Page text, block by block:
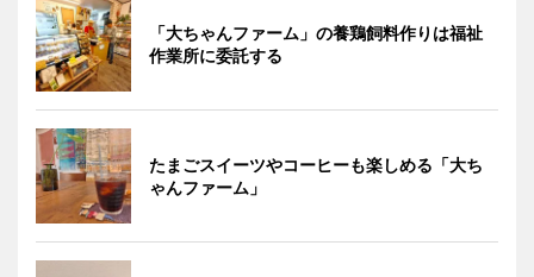
「大ちゃんファーム」の養鶏飼料作りは福祉
作業所に委託する
たまごスイーツやコーヒーも楽しめる「大ち
ゃんファーム」